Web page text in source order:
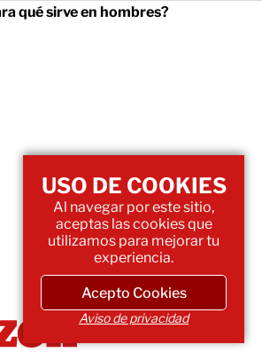
qué sirve en hombres?
USO DE COOKIES
Al navegar por este sitio,
aceptas las cookies que
utilizamos para mejorar tu
experiencia.
Acepto Cookies
Aviso de privacidad